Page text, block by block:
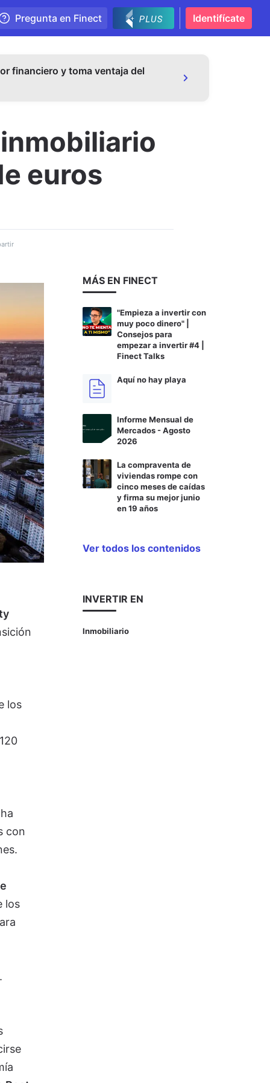
Pregunta en Finect Identifícate
financiero y toma ventaja del
euros
los
con
los
MÁS EN FINECT
"Empieza a invertir con
muy poco dinero" |
Consejos para
empezar a invertir #4 |
Finect Talks
Aquí no hay playa
Informe Mensual de
Mercados - Agosto
2026
La compraventa de
viviendas rompe con
cinco meses de caídas
y firma su mejor junio
en 19 años
Ver todos los contenidos
INVERTIR EN
Inmobiliario